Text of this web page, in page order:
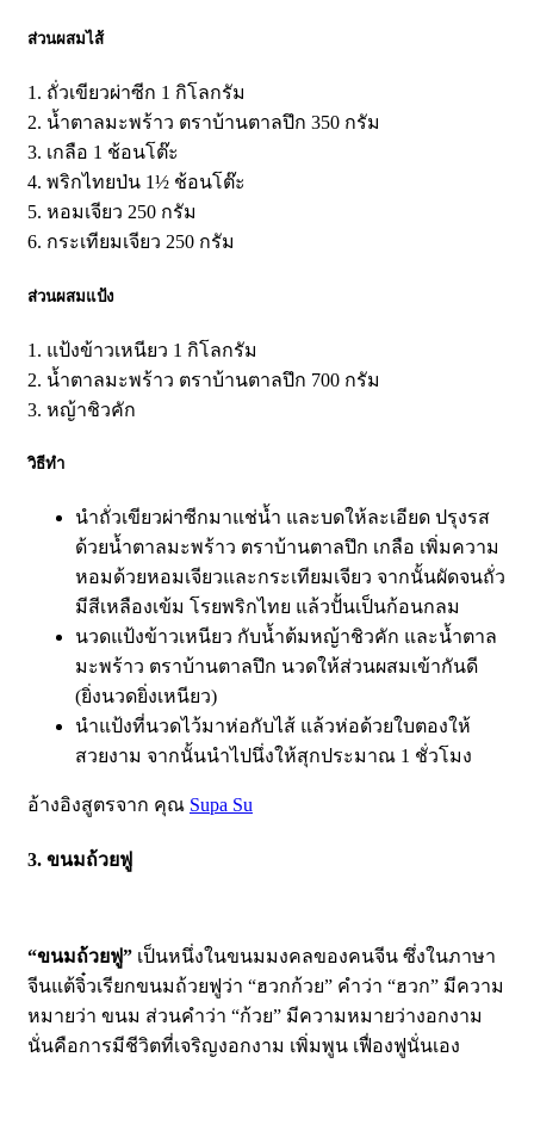
ส่วนผสมไส้
1. ถั่วเขียวผ่าซีก 1 กิโลกรัม
2. น้ำตาลมะพร้าว ตราบ้านตาลปึก 350 กรัม
3. เกลือ 1 ช้อนโต๊ะ
4. พริกไทยป่น 1½ ช้อนโต๊ะ
5. หอมเจียว 250 กรัม
6. กระเทียมเจียว 250 กรัม
ส่วนผสมแป้ง
1. แป้งข้าวเหนียว 1 กิโลกรัม
2. น้ำตาลมะพร้าว ตราบ้านตาลปึก 700 กรัม
3. หญ้าชิวคัก
วิธีทำ
นำถั่วเขียวผ่าซีกมาแช่น้ำ และบดให้ละเอียด ปรุงรส
ด้วยน้ำตาลมะพร้าว ตราบ้านตาลปึก เกลือ เพิ่มความ
หอมด้วยหอมเจียวและกระเทียมเจียว จากนั้นผัดจนถั่ว
มีสีเหลืองเข้ม โรยพริกไทย แล้วปั้นเป็นก้อนกลม
นวดแป้งข้าวเหนียว กับน้ำต้มหญ้าชิวคัก และน้ำตาล
มะพร้าว ตราบ้านตาลปึก นวดให้ส่วนผสมเข้ากันดี
(ยิ่งนวดยิ่งเหนียว)
นำแป้งที่นวดไว้มาห่อกับไส้ แล้วห่อด้วยใบตองให้
สวยงาม จากนั้นนำไปนึ่งให้สุกประมาณ 1 ชั่วโมง
อ้างอิงสูตรจาก คุณ Supa Su
3. ขนมถ้วยฟู
“ขนมถ้วยฟู” เป็นหนึ่งในขนมมงคลของคนจีน ซึ่งในภาษา
จีนแต้จิ๋วเรียกขนมถ้วยฟูว่า “ฮวกก้วย” คำว่า “ฮวก” มีความ
หมายว่า ขนม ส่วนคำว่า “ก้วย” มีความหมายว่างอกงาม
นั่นคือการมีชีวิตที่เจริญงอกงาม เพิ่มพูน เฟื่องฟูนั่นเอง